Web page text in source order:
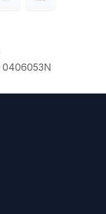
0406053N